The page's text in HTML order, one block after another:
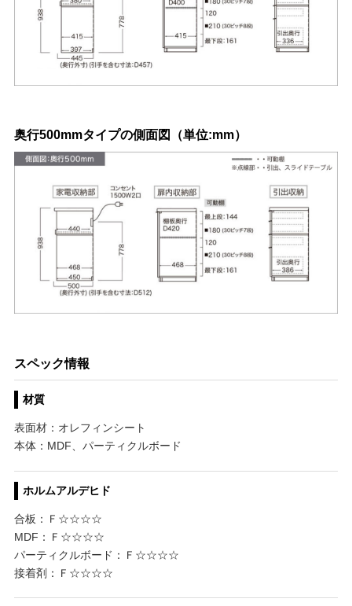
奥行500mmタイプの側面図（単位:mm）
スペック情報
材質
表面材：オレフィンシート
本体：MDF、パーティクルボード
ホルムアルデヒド
合板：Ｆ☆☆☆☆
MDF：Ｆ☆☆☆☆
パーティクルボード：Ｆ☆☆☆☆
接着剤：Ｆ☆☆☆☆